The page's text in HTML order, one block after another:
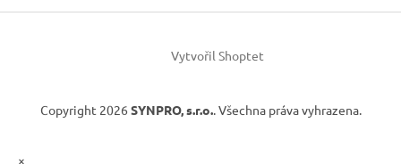
Vytvořil Shoptet
Copyright 2026 SYNPRO, s.r.o.. Všechna práva vyhrazena.
×